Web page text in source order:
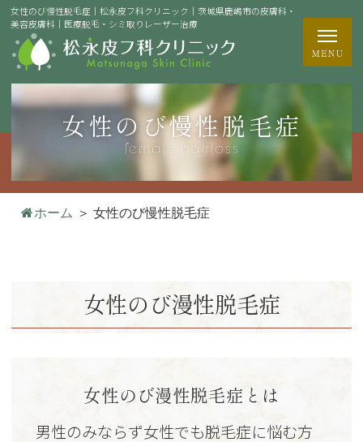
女性のび慢性脱毛症｜松永皮フ科クリニック｜茨城県鹿嶋市の皮膚科・
美容皮膚科｜医療脱毛・シミ取りレーザー治療
女性のび慢性脱毛症
female hairloss
ホーム ＞ 女性のび慢性脱毛症
女性のび漫性脱毛症
女性のび漫性脱毛症とは
男性のみならず女性でも脱毛症に悩む方